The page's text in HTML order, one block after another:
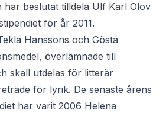
har beslutat tilldela Ulf Karl Olov
för år 2011.
Hanssons och Gösta
överlämnade till
skall utdelas för litterär
för lyrik. De senaste årens
har varit 2006 Helena